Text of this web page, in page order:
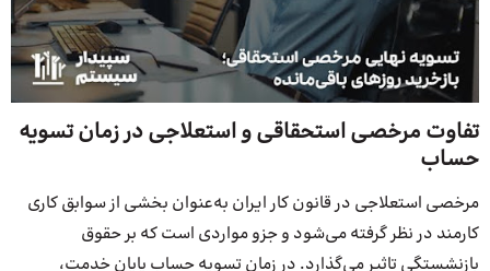
تفاوت مرخصی استحقاقی و استعلاجی در زمان تسویه
حساب
مرخصی استعلاجی در قانون کار ایران به‌عنوان بخشی از سوابق کاری
کارمند در نظر گرفته می‌شود و جزو مواردی است که بر حقوق
بازنشستگی تاثیر می‌گذارد. در زمان تسویه حساب پایان خدمت،